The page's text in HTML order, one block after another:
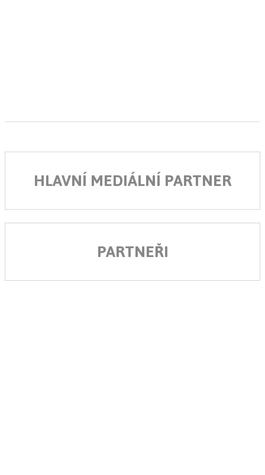
HLAVNÍ MEDIÁLNÍ PARTNER
PARTNEŘI